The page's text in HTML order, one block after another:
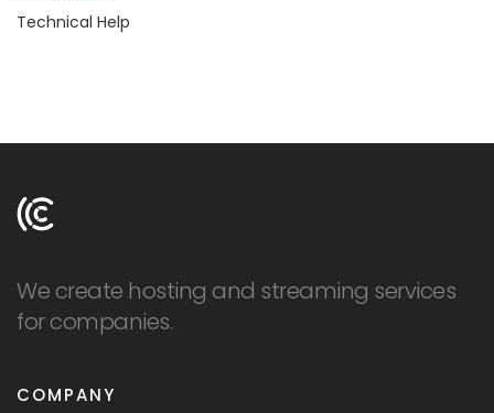
LOGIN
Technical Help
We create hosting and streaming services
for companies.
COMPANY